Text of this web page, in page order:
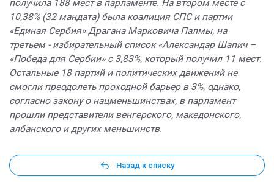
получила 188 мест в парламенте. На втором месте с
10,38% (32 мандата) была коалиция СПС и партии
«Единая Сербия» Драгана Марковича Палмы, на
третьем - избирательный список «Александар Шапич –
«Победа для Сербии» с 3,83%, который получил 11 мест.
Остальные 18 партий и политических движений не
смогли преодолеть проходной барьер в 3%, однако,
согласно закону о нацменьшинствах, в парламент
прошли представители венгерского, македонского,
албанского и других меньшинств.
Назад к списку